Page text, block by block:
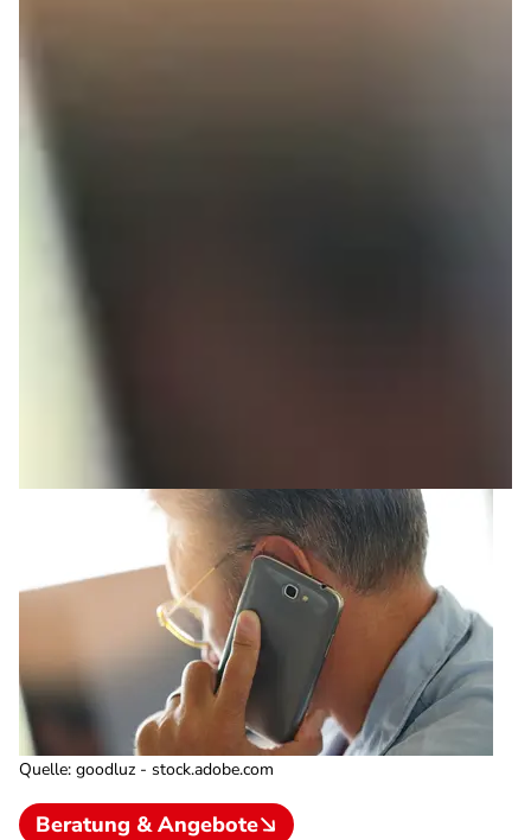
Quelle: goodluz - stock.adobe.com
Beratung & Angebote